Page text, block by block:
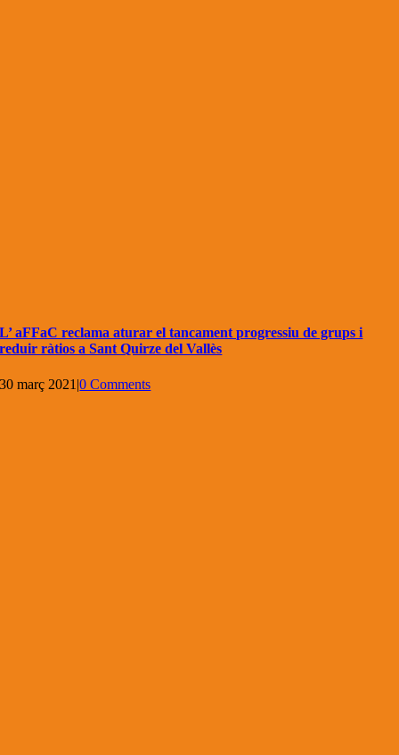
L’ aFFaC reclama aturar el tancament progressiu de grups i
reduir ràtios a Sant Quirze del Vallès
30 març 2021 |0 Comments